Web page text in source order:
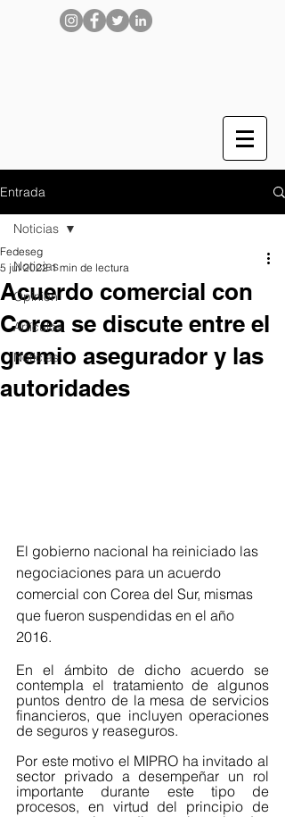
Entrada
Noticias
Opinión
Artículos
Noticias
Noticias
Acuerdo comercial con
Corea se discute entre el
gremio asegurador y las
autoridades
Fedeseg
5 jul 2022 1 min de lectura
El gobierno nacional ha reiniciado las
negociaciones para un acuerdo
comercial con Corea del Sur, mismas
que fueron suspendidas en el año
2016.
En el ámbito de dicho acuerdo se
contempla el tratamiento de algunos
puntos dentro de la mesa de servicios
financieros, que incluyen operaciones
de seguros y reaseguros.
Por este motivo el MIPRO ha invitado al
sector privado a desempeñar un rol
importante durante este tipo de
procesos, en virtud del principio de